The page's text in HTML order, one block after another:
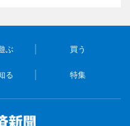
ぶ 買う
る 特集